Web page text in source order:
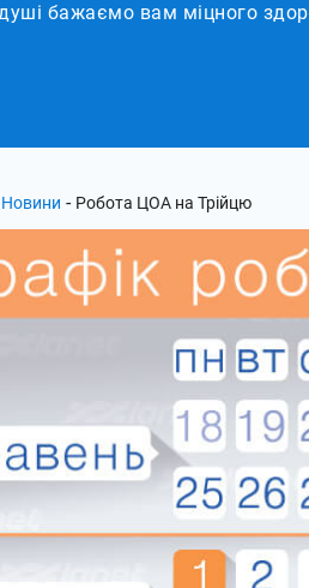
душі бажаємо вам міцного
Новини - Робота ЦОА на Трійцю